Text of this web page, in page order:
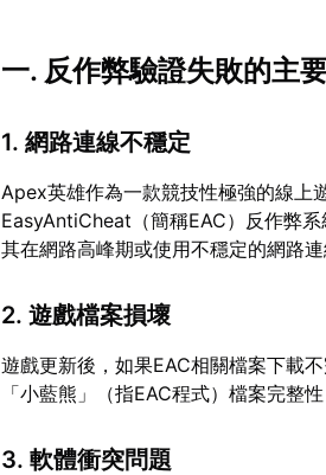
一. 反作弊驗證失敗的主
1. 網路連線不穩定
Apex英雄作為一款競技性極強的線上
EasyAntiCheat（簡稱EAC）反作弊
其在網路高峰期或使用不穩定的網路
2. 遊戲檔案損壞
遊戲更新後，如果EAC相關檔案下載
「小藍熊」（指EAC程式）檔案完整
3. 軟體衝突問題